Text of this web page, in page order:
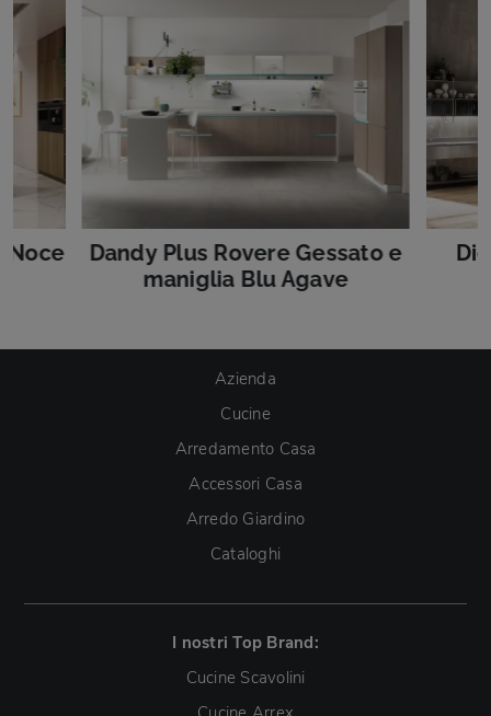
Noce
Dandy Plus Rovere Gessato e
maniglia Blu Agave
Azienda
Cucine
Arredamento Casa
Accessori Casa
Arredo Giardino
Cataloghi
I nostri Top Brand:
Cucine Scavolini